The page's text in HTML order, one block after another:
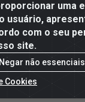
uma
usuário,
com o seu
site.
Negar não essenciais
Cookies
Gráficos da
- Cachoeirinha,
- CNPJ